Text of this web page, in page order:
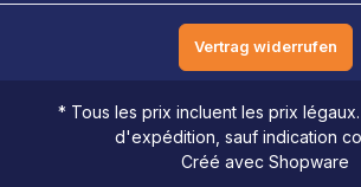
Vertrag widerrufen
* Tous les prix incluent les prix
d'expédition, sauf indication
Créé avec Shopware